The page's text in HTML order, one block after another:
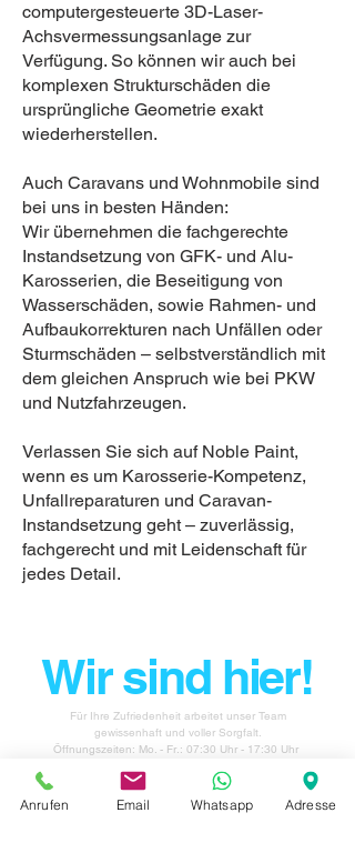
computergesteuerte 3D-Laser-
Achsvermessungsanlage zur
Verfügung. So können wir auch bei
komplexen Strukturschäden die
ursprüngliche Geometrie exakt
wiederherstellen.
Auch Caravans und Wohnmobile sind
bei uns in besten Händen:
Wir übernehmen die fachgerechte
Instandsetzung von GFK- und Alu-
Karosserien, die Beseitigung von
Wasserschäden, sowie Rahmen- und
Aufbaukorrekturen nach Unfällen oder
Sturmschäden – selbstverständlich mit
dem gleichen Anspruch wie bei PKW
und Nutzfahrzeugen.
Verlassen Sie sich auf Noble Paint,
wenn es um Karosserie-Kompetenz,
Unfallreparaturen und Caravan-
Instandsetzung geht – zuverlässig,
fachgerecht und mit Leidenschaft für
jedes Detail.
Wir sind hier!
Für Ihre Zufriedenheit arbeitet unser Team
gewissenhaft und voller Sorgfalt.
Öffnungszeiten: Mo. - Fr.: 07:30 Uhr - 17:30 Uhr
Anrufen Email Whatsapp Adresse